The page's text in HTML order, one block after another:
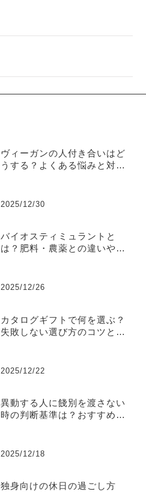
ヴィーガンの人付き合いはど
うする？よくある悩みと対処
2025/12/30
バイオスティミュラントと
は？肥料・農薬との違いや効
2025/12/26
カタログギフトで何を選ぶ？
失敗しない選び方のコツとお
2025/12/22
異動する人に餞別を渡さない
時の判断基準は？おすすめの
2025/12/18
独身向けの休日の過ごし方